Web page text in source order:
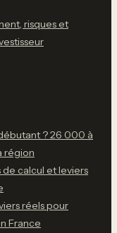
risques et
? 26 000 à
région
calcul et leviers
réels pour
France